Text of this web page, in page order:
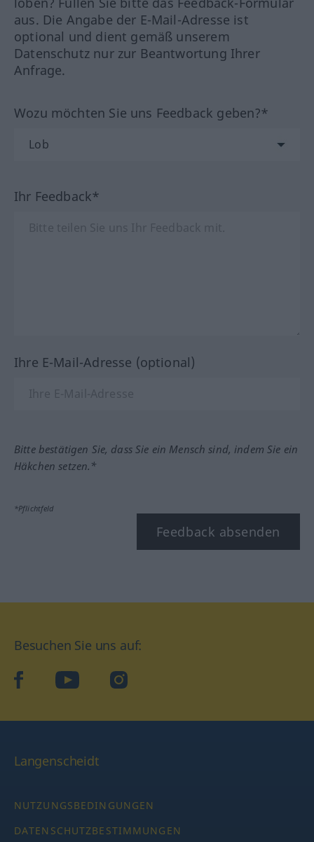
aus. Die Angabe der E-Mail-Adresse ist
optional und dient gemäß unserem
Datenschutz nur zur Beantwortung Ihrer
Anfrage.
Wozu möchten Sie uns Feedback geben?*
Ihr Feedback*
Ihre E-Mail-Adresse (optional)
Bitte bestätigen Sie, dass Sie ein Mensch sind, indem Sie ein
Häkchen setzen.*
*Pflichtfeld
Feedback absenden
Besuchen Sie uns auf:
facebookYouTube Instagram
Langenscheidt
NUTZUNGSBEDINGUNGEN
DATENSCHUTZBESTIMMUNGEN